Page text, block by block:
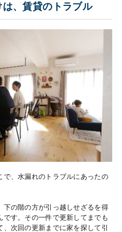
、賃貸のトラブル
で、水漏れのトラブルにあったの
下の階の方が引っ越しせざるを得
です。その一件で更新してまでも
次回の更新までに家を探して引